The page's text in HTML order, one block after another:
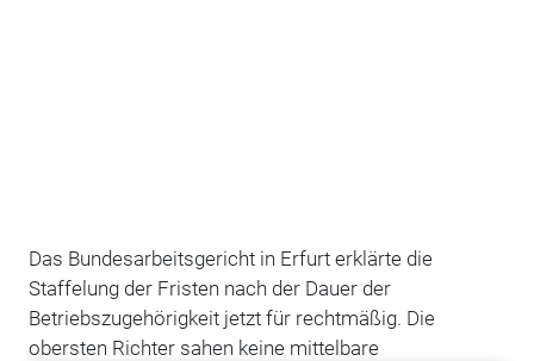
Das Bundesarbeitsgericht in Erfurt erklärte die
Staffelung der Fristen nach der Dauer der
Betriebszugehörigkeit jetzt für rechtmäßig. Die
obersten Richter sahen keine mittelbare